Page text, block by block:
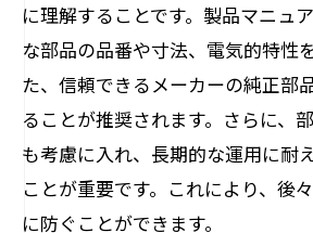
に理解することです。製品マニュ
な部品の品番や寸法、電気的特性
た、信頼できるメーカーの純正部
ることが推奨されます。さらに、
も考慮に入れ、長期的な運用に耐
ことが重要です。これにより、後
に防ぐことができます。